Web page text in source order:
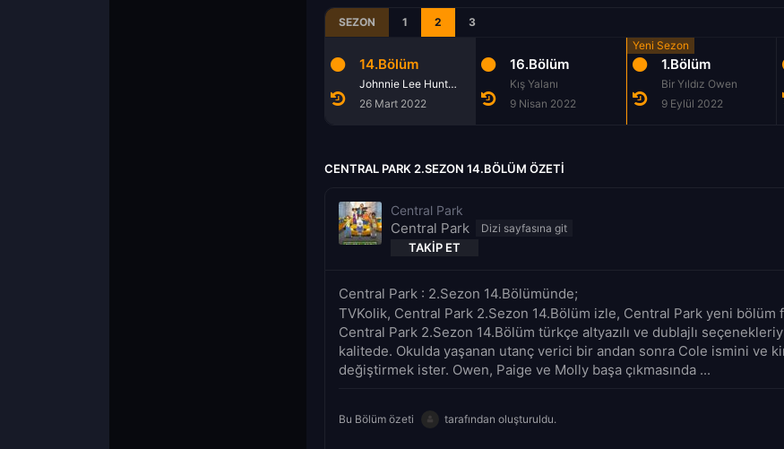
SEZON 1 2 3
14.Bölüm
Johnnie Lee Hunter'ın Türküsü
26 Mart 2022
16.Bölüm
Kış Yalanı
9 Nisan 2022
1.Bölüm
Bir Yıldız Owen
9 Eylül 2022
CENTRAL PARK 2.SEZON 14.BÖLÜM ÖZETI
Central Park
Central Park
TAKIP ET
Central Park : 2.Sezon 14.Bölümünde;
TVKolik, Central Park 2.Sezon 14.Bölüm izle, Central Park yeni bölüm
Central Park 2.Sezon 14.Bölüm türkçe altyazılı ve dublajlı
kalitede. Okulda yaşanan utanç verici bir andan sonra Cole ismini ve
değiştirmek ister. Owen, Paige ve Molly başa çıkmasında ...
Bu Bölüm özeti tarafından oluşturuldu.